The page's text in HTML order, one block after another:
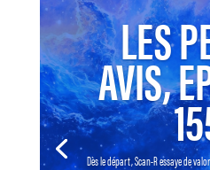
LES
AVIS,
Dès le départ, Scan-R essaye de